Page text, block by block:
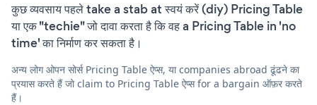
कुछ व्यवसाय पहले take a stab at स्वयं करें (diy) Pricing Table
या एक "techie" जो दावा करता है कि वह a Pricing Table in 'no
time' का निर्माण कर सकता है।
अन्य लोग ओपन सोर्स Pricing Table ऐप्स, या companies abroad ढूंढने का
प्रयास करते हैं जो claim to Pricing Table ऐप्स for a bargain ऑफ़र करते
हैं।